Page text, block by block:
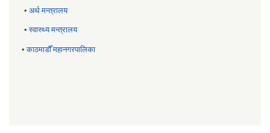
• अर्थ मन्त्रालय
•स्वास्थ्य मन्त्रालय
•काठमाडौँ महानगरपालिका